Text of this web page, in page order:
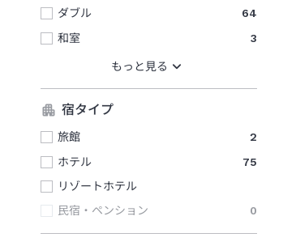
ダブル
64
和室
3
宿タイプ
旅館
2
ホテル
75
リゾートホテル
民宿・ペンション
0